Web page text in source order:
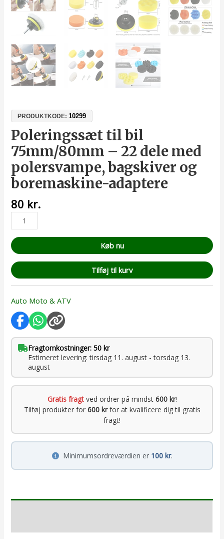
PRODUKTKODE:10299
Poleringssæt til bil
75mm/80mm – 22 dele med
polersvampe, bagskiver og
boremaskine-adaptere
80 kr.
Køb nu
Tilføj til kurv
Auto Moto & ATV
Fragtomkostninger: 50 kr
Estimeret levering: tirsdag 11. august - torsdag 13.
august
Gratis fragtved ordrer på mindst 600 kr!
Tilføj produkter for 600 krfor at kvalificere dig til gratis
fragt!
Minimumsordreværdien er 100 kr.